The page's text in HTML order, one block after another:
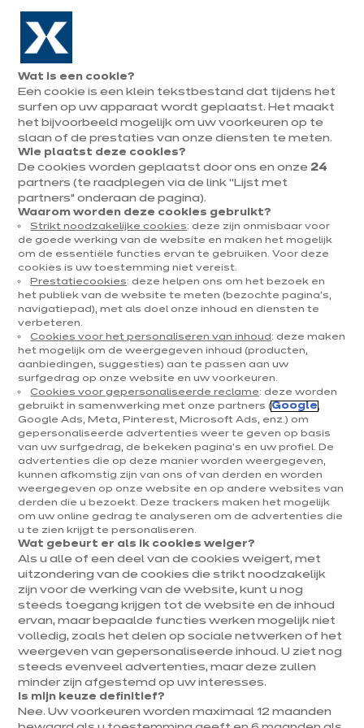
Naar de navigatie gaan
Naar de hoofdinhoud gaan
Menu
openen
winkels
Afspraak
maken
U
bevindt
zich
hier:
Home Onze keukens Per categorie Onze toonzaalkeukens
Contact
Brochure downloaden
Afspraak maken
Keukens & inrichting
Onze keukens
Keukeninspiratie
Interieurs
Jouw project
Over ixina
Werken bij ixina
Nieuwsbrief
Ontdek al ons nieuws
Wat is een cookie?
Een cookie is een klein tekstbestand dat tijdens het
surfen op uw apparaat wordt geplaatst. Het maakt
het bijvoorbeeld mogelijk om uw voorkeuren op te
slaan of de prestaties van onze diensten te meten.
Wie plaatst deze cookies?
De cookies worden geplaatst door ons en onze 24
partners (te raadplegen via de link “Lijst met
partners” onderaan de pagina).
Waarom worden deze cookies gebruikt?
Strikt noodzakelijke cookies: deze zijn onmisbaar voor
de goede werking van de website en maken het mogelijk
om de essentiële functies ervan te gebruiken. Voor deze
cookies is uw toestemming niet vereist.
Prestatiecookies: deze helpen ons om het bezoek en
het publiek van de website te meten (bezochte pagina's,
navigatiepad), met als doel onze inhoud en diensten te
verbeteren.
Cookies voor het personaliseren van inhoud : deze maken
het mogelijk om de weergegeven inhoud (producten,
aanbiedingen, suggesties) aan te passen aan uw
surfgedrag op onze website en uw voorkeuren.
Cookies voor gepersonaliseerde reclame: deze worden
gebruikt in samenwerking met onze partners (Google,
Google Ads, Meta, Pinterest, Microsoft Ads, enz.) om
gepersonaliseerde advertenties weer te geven op basis
van uw surfgedrag, de bekeken pagina's en uw profiel. De
advertenties die op deze manier worden weergegeven,
kunnen afkomstig zijn van ons of van derden en worden
weergegeven op onze website en op andere websites van
derden die u bezoekt. Deze trackers maken het mogelijk
om uw online gedrag te analyseren om de advertenties die
u te zien krijgt te personaliseren.
Wat gebeurt er als ik cookies weiger?
Als u alle of een deel van de cookies weigert, met
uitzondering van de cookies die strikt noodzakelijk
zijn voor de werking van de website, kunt u nog
steeds toegang krijgen tot de website en de inhoud
ervan, maar bepaalde functies werken mogelijk niet
volledig, zoals het delen op sociale netwerken of het
weergeven van gepersonaliseerde inhoud. U ziet nog
steeds evenveel advertenties, maar deze zullen
minder zijn afgestemd op uw interesses.
Is mijn keuze definitief?
Nee. Uw voorkeuren worden maximaal 12 maanden